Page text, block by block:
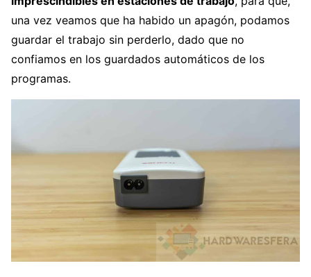
una vez veamos que ha habido un apagón, podamos
guardar el trabajo sin perderlo, dado que no
confiamos en los guardados automáticos de los
programas.